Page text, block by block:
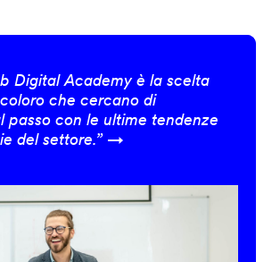
Digital Academy è la scelta
che cercano di
passo con le ultime tendenze
del settore.” →